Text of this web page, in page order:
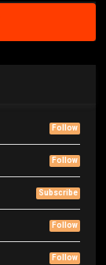
Follow
Follow
Subscribe
Follow
Follow